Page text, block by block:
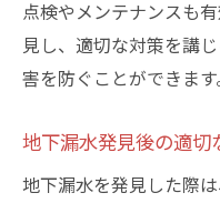
点検やメンテナンスも
見し、適切な対策を講
害を防ぐことができます
地下漏水発見後の適切
地下漏水を発見した際